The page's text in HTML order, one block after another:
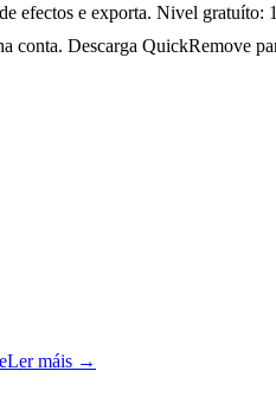
efectos e exporta. Nivel gratuíto:
Descarga QuickRemove
Ler máis →